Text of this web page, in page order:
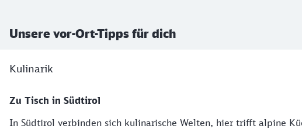
Unsere vor-Ort-Tipps für dich
Kulinarik
Zu Tisch in Südtirol
In Südtirol verbinden sich kulinarische Welten, hier trifft alpine